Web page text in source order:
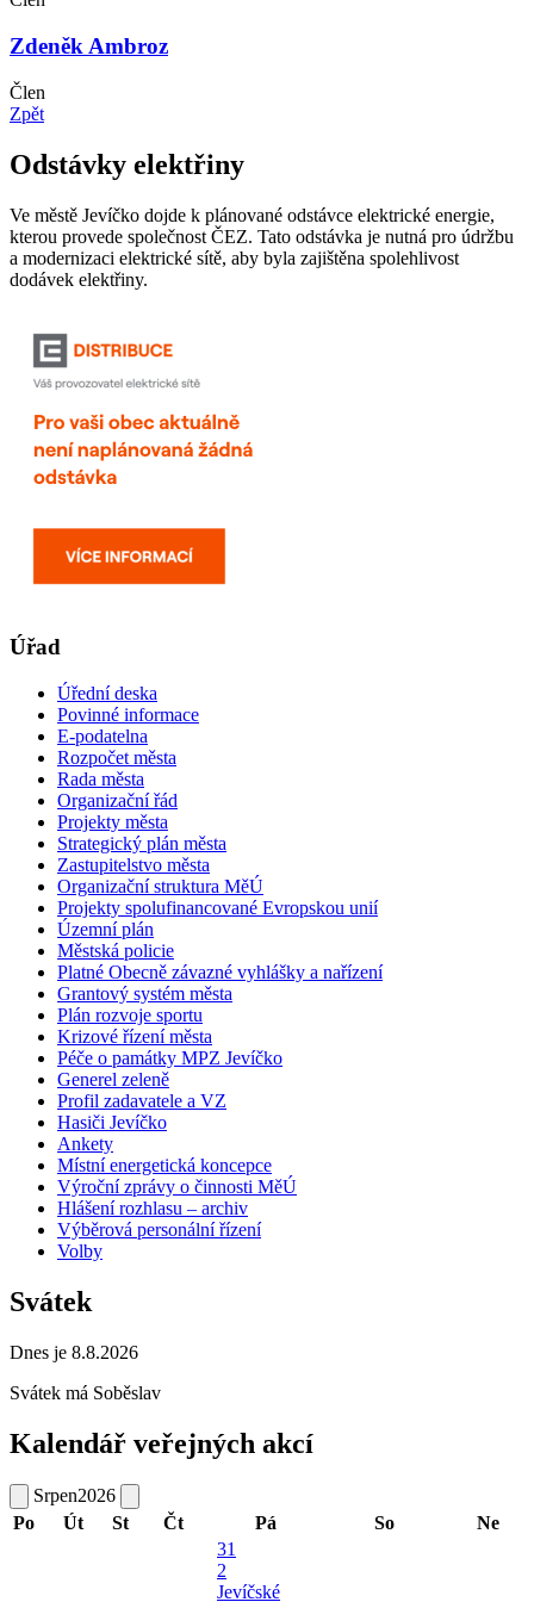
Zdeněk Ambroz
Člen
Zpět
Odstávky elektřiny
Ve městě Jevíčko dojde k plánované odstávce elektrické energie,
kterou provede společnost ČEZ. Tato odstávka je nutná pro údržbu
a modernizaci elektrické sítě, aby byla zajištěna spolehlivost
dodávek elektřiny.
Úřad
Úřední deska
Povinné informace
E-podatelna
Rozpočet města
Rada města
Organizační řád
Projekty města
Strategický plán města
Zastupitelstvo města
Organizační struktura MěÚ
Projekty spolufinancované Evropskou unií
Územní plán
Městská policie
Platné Obecně závazné vyhlášky a nařízení
Grantový systém města
Plán rozvoje sportu
Krizové řízení města
Péče o památky MPZ Jevíčko
Generel zeleně
Profil zadavatele a VZ
Hasiči Jevíčko
Ankety
Místní energetická koncepce
Výroční zprávy o činnosti MěÚ
Hlášení rozhlasu – archiv
Výběrová personální řízení
Volby
Svátek
Dnes je 8.8.2026
Svátek má Soběslav
Kalendář veřejných akcí
Srpen2026
Po
Út St Čt Pá So Ne
31
2
Jevíčské